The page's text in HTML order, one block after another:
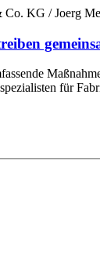
KG / Joerg
für